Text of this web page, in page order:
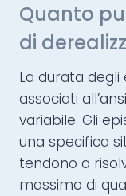
Quanto
di
La durata degli
associati
variabile. Gli
una specifica
tendono a
massimo di